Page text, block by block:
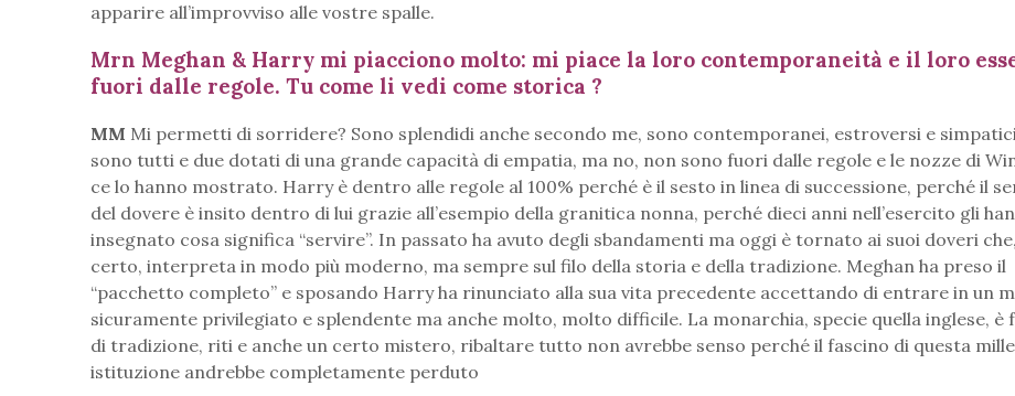
apparire all’improvviso alle vostre spalle.
Mrn Meghan & Harry mi piacciono molto: mi piace la loro contemporaneità e il loro
fuori dalle regole. Tu come li vedi come storica ?
MM Mi permetti di sorridere? Sono splendidi anche secondo me, sono contemporanei, estroversi e
sono tutti e due dotati di una grande capacità di empatia, ma no, non sono fuori dalle regole e le nozze di
ce lo hanno mostrato. Harry è dentro alle regole al 100% perché è il sesto in linea di successione, perché il
del dovere è insito dentro di lui grazie all’esempio della granitica nonna, perché dieci anni nell’esercito gli
insegnato cosa significa “servire”. In passato ha avuto degli sbandamenti ma oggi è tornato ai suoi doveri che,
certo, interpreta in modo più moderno, ma sempre sul filo della storia e della tradizione. Meghan ha preso il
“pacchetto completo” e sposando Harry ha rinunciato alla sua vita precedente accettando di entrare in un
sicuramente privilegiato e splendente ma anche molto, molto difficile. La monarchia, specie quella inglese, è
di tradizione, riti e anche un certo mistero, ribaltare tutto non avrebbe senso perché il fascino di questa
istituzione andrebbe completamente perduto